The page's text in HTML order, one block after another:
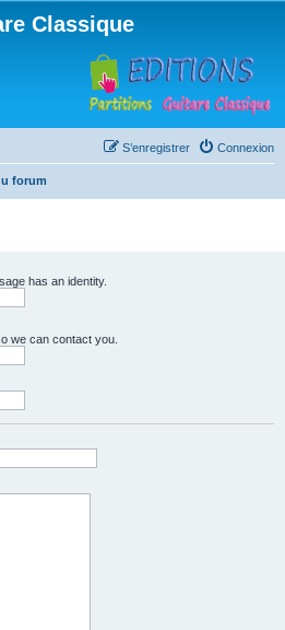
Classique
Connexion
S’enregistrer
forum
has an identity.
we can contact you.